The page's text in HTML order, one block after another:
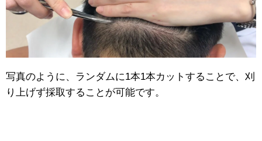
写真のように、ランダムに1本1本カットすることで、刈
り上げず採取することが可能です。